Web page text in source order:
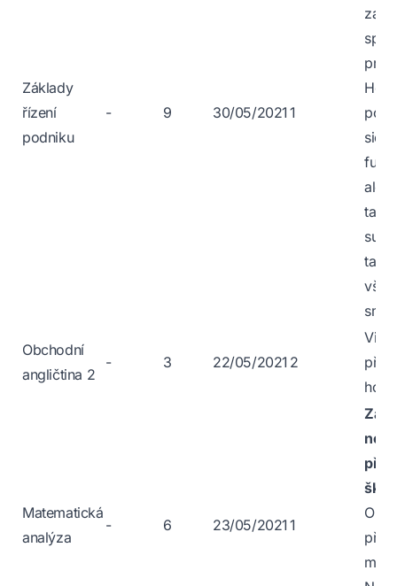
Základy
řízení
podniku
- 9 30/05/2021 1
sice
ale
tam
Obchodní
angličtina 2
- 3 22/05/2021 2
Viz.
Matematická
analýza
- 6 23/05/2021 1
Za